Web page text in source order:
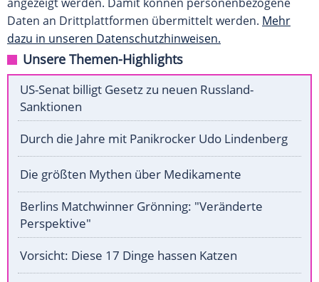
Daten an Drittplattformen übermittelt werden. Mehr
dazu in unseren Datenschutzhinweisen.
Unsere Themen-Highlights
US-Senat billigt Gesetz zu neuen Russland-
Sanktionen
Durch die Jahre mit Panikrocker Udo Lindenberg
Die größten Mythen über Medikamente
Berlins Matchwinner Grönning: "Veränderte
Perspektive"
Vorsicht: Diese 17 Dinge hassen Katzen